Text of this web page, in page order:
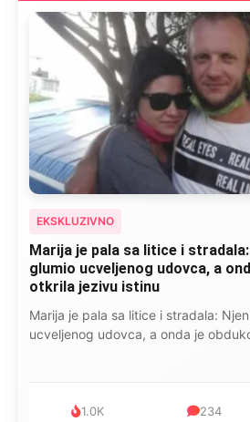
EKSKLUZIVNO
Marija je pala sa litice i
glumio ucveljenog udovca, a
otkrila jezivu istinu
Marija je pala sa litice i stradala:
ucveljenog udovca, a onda je
1.0K 234